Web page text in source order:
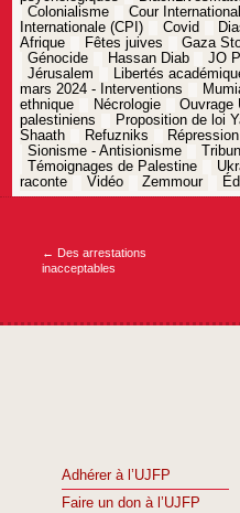
Colonialisme
Cour
Internationale (CPI)
Covid
Afrique
Fêtes juives Gaza
Génocide
Hassan Diab JO
Jérusalem
Libertés
mars 2024 - Interventions
ethnique
Nécrologie Ouvrage
palestiniens
Proposition de loi
Shaath
Refuzniks Répression
Sionisme - Antisionisme
Témoignages de Palestine
raconte
Vidéo Zemmour
Navigation
← Des arrestations
inacceptables
Adhérer à l’UJFP
Faire un don à l’UJFP